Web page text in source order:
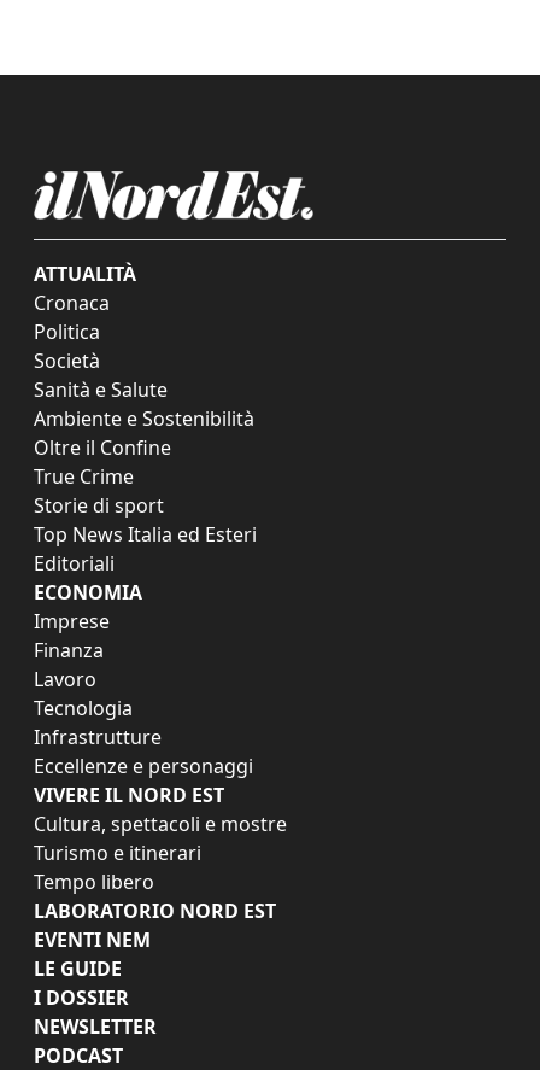
ATTUALITÀ
Cronaca
Politica
Società
Sanità e Salute
Ambiente e Sostenibilità
Oltre il Confine
True Crime
Storie di sport
Top News Italia ed Esteri
Editoriali
ECONOMIA
Imprese
Finanza
Lavoro
Tecnologia
Infrastrutture
Eccellenze e personaggi
VIVERE IL NORD EST
Cultura, spettacoli e mostre
Turismo e itinerari
Tempo libero
LABORATORIO NORD EST
EVENTI NEM
LE GUIDE
I DOSSIER
NEWSLETTER
PODCAST